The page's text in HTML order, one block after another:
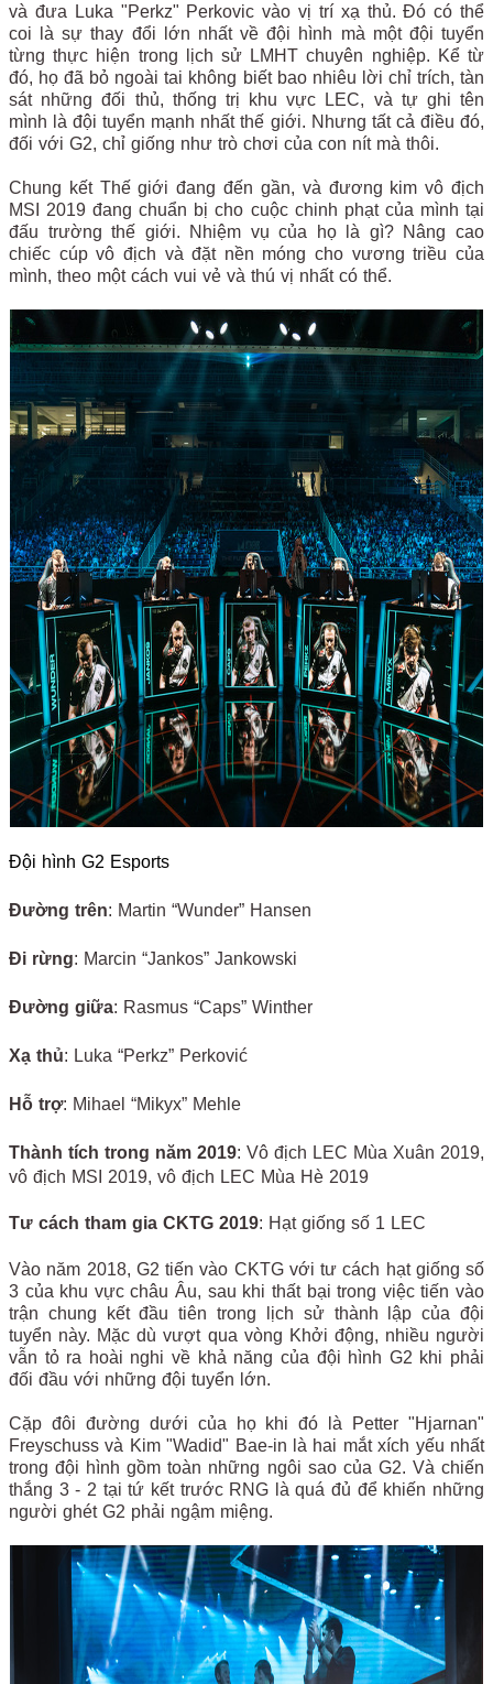
và đưa Luka "Perkz" Perkovic vào vị trí xạ thủ. Đó có thể
coi là sự thay đổi lớn nhất về đội hình mà một đội tuyển
từng thực hiện trong lịch sử LMHT chuyên nghiệp. Kể từ
đó, họ đã bỏ ngoài tai không biết bao nhiêu lời chỉ trích, tàn
sát những đối thủ, thống trị khu vực LEC, và tự ghi tên
mình là đội tuyển mạnh nhất thế giới. Nhưng tất cả điều đó,
đối với G2, chỉ giống như trò chơi của con nít mà thôi.
Chung kết Thế giới đang đến gần, và đương kim vô địch
MSI 2019 đang chuẩn bị cho cuộc chinh phạt của mình tại
đấu trường thế giới. Nhiệm vụ của họ là gì? Nâng cao
chiếc cúp vô địch và đặt nền móng cho vương triều của
mình, theo một cách vui vẻ và thú vị nhất có thể.
Đội hình G2 Esports
Đường trên: Martin “Wunder” Hansen
Đi rừng: Marcin “Jankos” Jankowski
Đường giữa: Rasmus “Caps” Winther
Xạ thủ: Luka “Perkz” Perković
Hỗ trợ: Mihael “Mikyx” Mehle
Thành tích trong năm 2019: Vô địch LEC Mùa Xuân 2019,
vô địch MSI 2019, vô địch LEC Mùa Hè 2019
Tư cách tham gia CKTG 2019: Hạt giống số 1 LEC
Vào năm 2018, G2 tiến vào CKTG với tư cách hạt giống số
3 của khu vực châu Âu, sau khi thất bại trong việc tiến vào
trận chung kết đầu tiên trong lịch sử thành lập của đội
tuyển này. Mặc dù vượt qua vòng Khởi động, nhiều người
vẫn tỏ ra hoài nghi về khả năng của đội hình G2 khi phải
đối đầu với những đội tuyển lớn.
Cặp đôi đường dưới của họ khi đó là Petter "Hjarnan"
Freyschuss và Kim "Wadid" Bae-in là hai mắt xích yếu nhất
trong đội hình gồm toàn những ngôi sao của G2. Và chiến
thắng 3 - 2 tại tứ kết trước RNG là quá đủ để khiến những
người ghét G2 phải ngậm miệng.